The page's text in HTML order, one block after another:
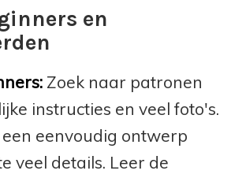
en
Zoek naar patronen
instructies en veel foto's.
eenvoudig ontwerp
veel details. Leer de